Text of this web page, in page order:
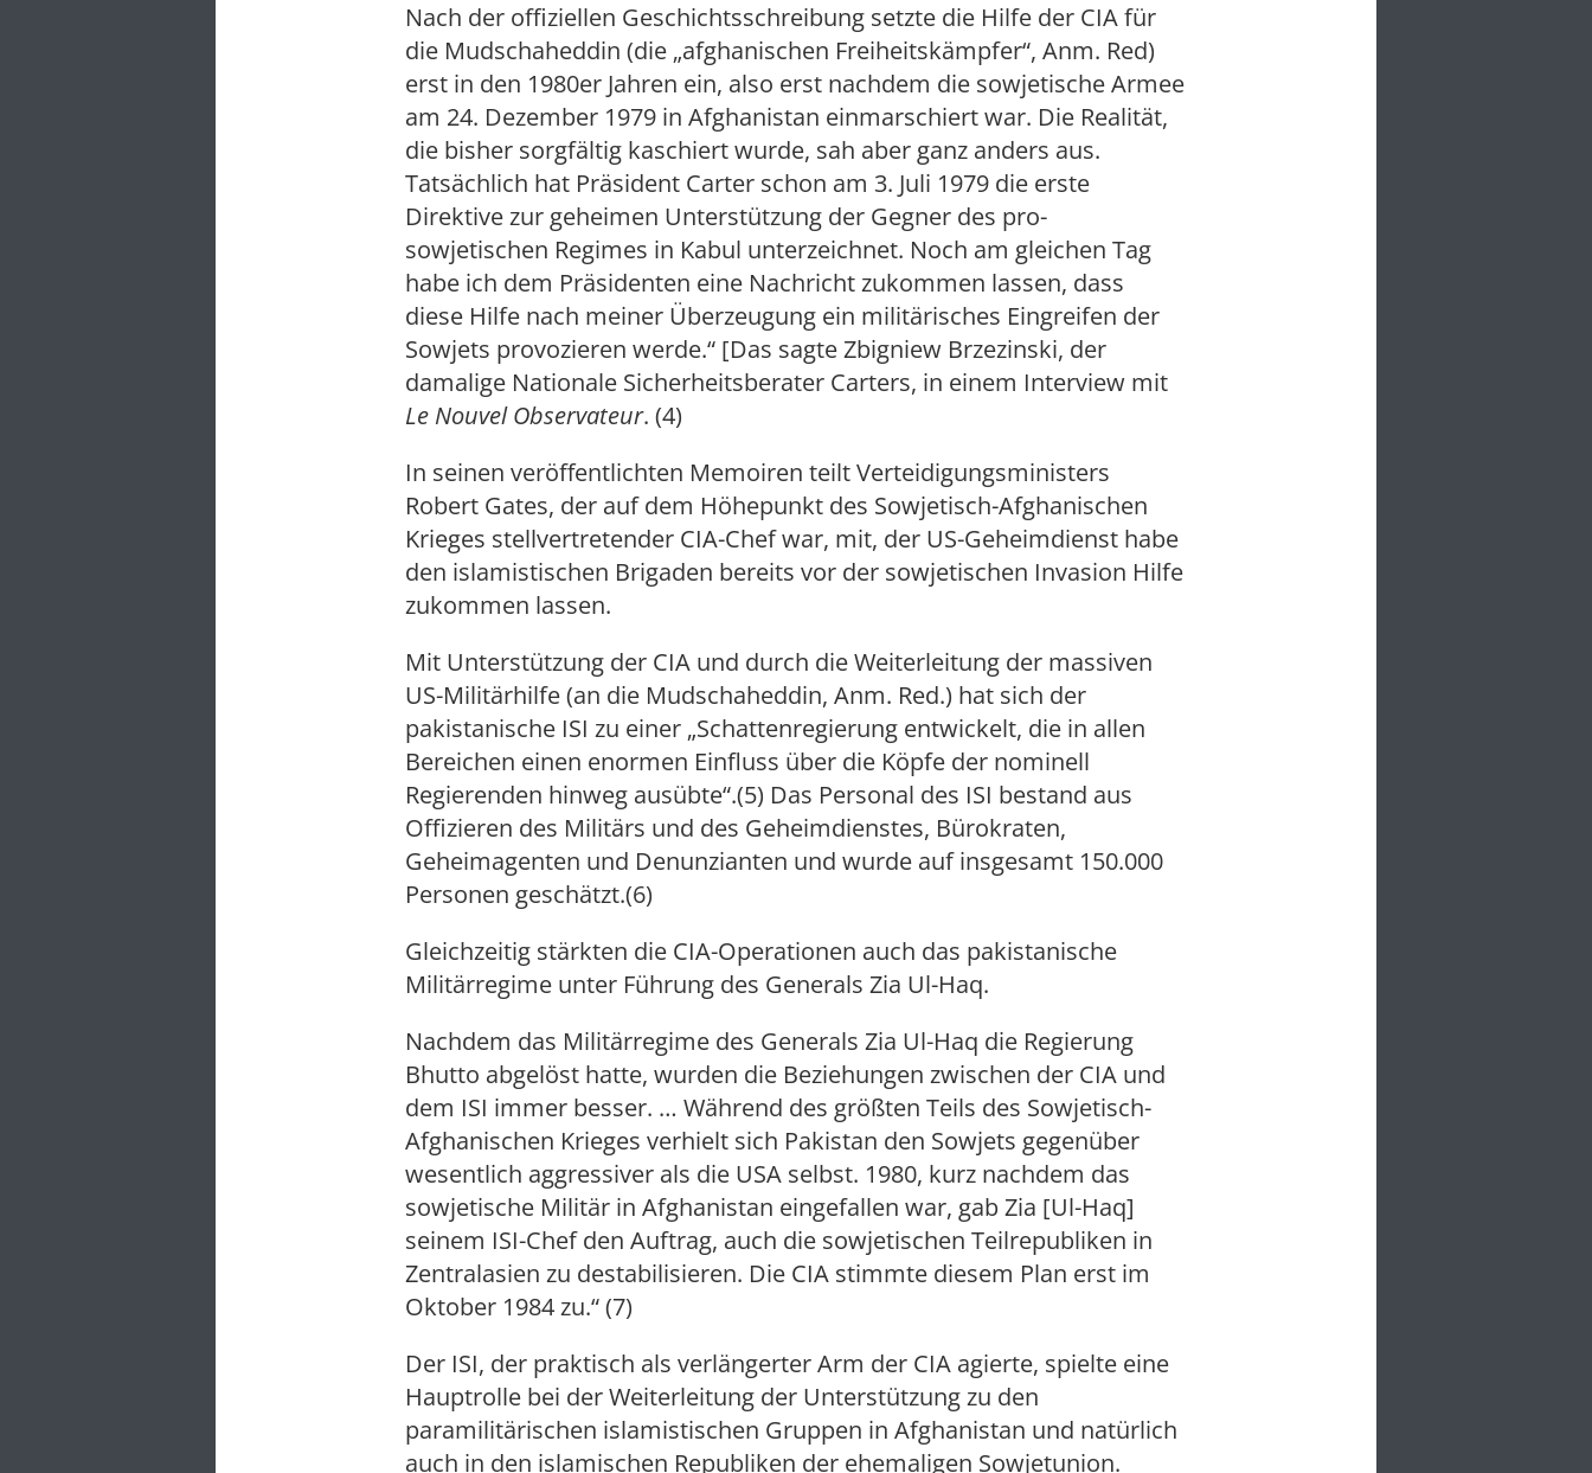
Nach der offiziellen Geschichtsschreibung setzte die Hilfe der CIA für
die Mudschaheddin (die „afghanischen Freiheitskämpfer“, Anm. Red)
erst in den 1980er Jahren ein, also erst nachdem die sowjetische Armee
am 24. Dezember 1979 in Afghanistan einmarschiert war. Die Realität,
die bisher sorgfältig kaschiert wurde, sah aber ganz anders aus.
Tatsächlich hat Präsident Carter schon am 3. Juli 1979 die erste
Direktive zur geheimen Unterstützung der Gegner des pro-
sowjetischen Regimes in Kabul unterzeichnet. Noch am gleichen Tag
habe ich dem Präsidenten eine Nachricht zukommen lassen, dass
diese Hilfe nach meiner Überzeugung ein militärisches Eingreifen der
Sowjets provozieren werde.“ [Das sagte Zbigniew Brzezinski, der
damalige Nationale Sicherheitsberater Carters, in einem Interview mit
Le Nouvel Observateur. (4)
In seinen veröffentlichten Memoiren teilt Verteidigungsministers
Robert Gates, der auf dem Höhepunkt des Sowjetisch-Afghanischen
Krieges stellvertretender CIA-Chef war, mit, der US-Geheimdienst habe
den islamistischen Brigaden bereits vor der sowjetischen Invasion Hilfe
zukommen lassen.
Mit Unterstützung der CIA und durch die Weiterleitung der massiven
US-Militärhilfe (an die Mudschaheddin, Anm. Red.) hat sich der
pakistanische ISI zu einer „Schattenregierung entwickelt, die in allen
Bereichen einen enormen Einfluss über die Köpfe der nominell
Regierenden hinweg ausübte“.(5) Das Personal des ISI bestand aus
Offizieren des Militärs und des Geheimdienstes, Bürokraten,
Geheimagenten und Denunzianten und wurde auf insgesamt 150.000
Personen geschätzt.(6)
Gleichzeitig stärkten die CIA-Operationen auch das pakistanische
Militärregime unter Führung des Generals Zia Ul-Haq.
Nachdem das Militärregime des Generals Zia Ul-Haq die Regierung
Bhutto abgelöst hatte, wurden die Beziehungen zwischen der CIA und
dem ISI immer besser. … Während des größten Teils des Sowjetisch-
Afghanischen Krieges verhielt sich Pakistan den Sowjets gegenüber
wesentlich aggressiver als die USA selbst. 1980, kurz nachdem das
sowjetische Militär in Afghanistan eingefallen war, gab Zia [Ul-Haq]
seinem ISI-Chef den Auftrag, auch die sowjetischen Teilrepubliken in
Zentralasien zu destabilisieren. Die CIA stimmte diesem Plan erst im
Oktober 1984 zu.“ (7)
Der ISI, der praktisch als verlängerter Arm der CIA agierte, spielte eine
Hauptrolle bei der Weiterleitung der Unterstützung zu den
paramilitärischen islamistischen Gruppen in Afghanistan und natürlich
auch in den islamischen Republiken der ehemaligen Sowjetunion.